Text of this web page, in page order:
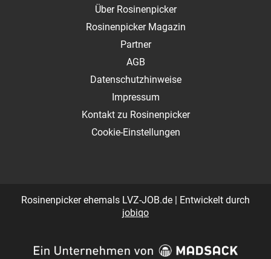
Über Rosinenpicker
Rosinenpicker Magazin
Partner
AGB
Datenschutzhinweise
Impressum
Kontakt zu Rosinenpicker
Cookie-Einstellungen
Rosinenpicker ehemals LVZ-JOB.de | Entwickelt durch
jobiqo